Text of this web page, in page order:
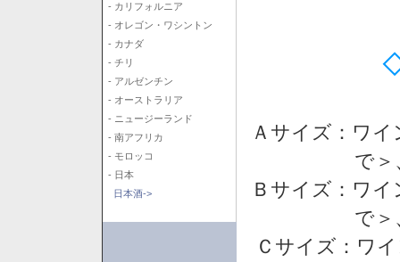
- カリフォルニア
- オレゴン・ワシントン
- カナダ
- チリ
- アルゼンチン
- オーストラリア
- ニュージーランド
- 南アフリカ
- モロッコ
- 日本
日本酒->
Ａサイズ：ワ
で
Ｂサイズ：ワ
で
Ｃサイズ：ワ